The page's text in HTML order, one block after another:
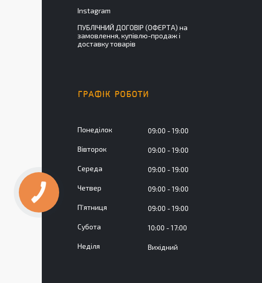
Instagram
ПУБЛІЧНИЙ ДОГОВІР (ОФЕРТА) на
замовлення, купівлю-продаж і
доставку товарів
ГРАФІК РОБОТИ
Понеділок 09:00 19:00
Вівторок 09:00 19:00
Середа 09:00 19:00
Четвер 09:00 19:00
Пʼятниця 09:00 19:00
Субота 10:00 17:00
Неділя Вихідний